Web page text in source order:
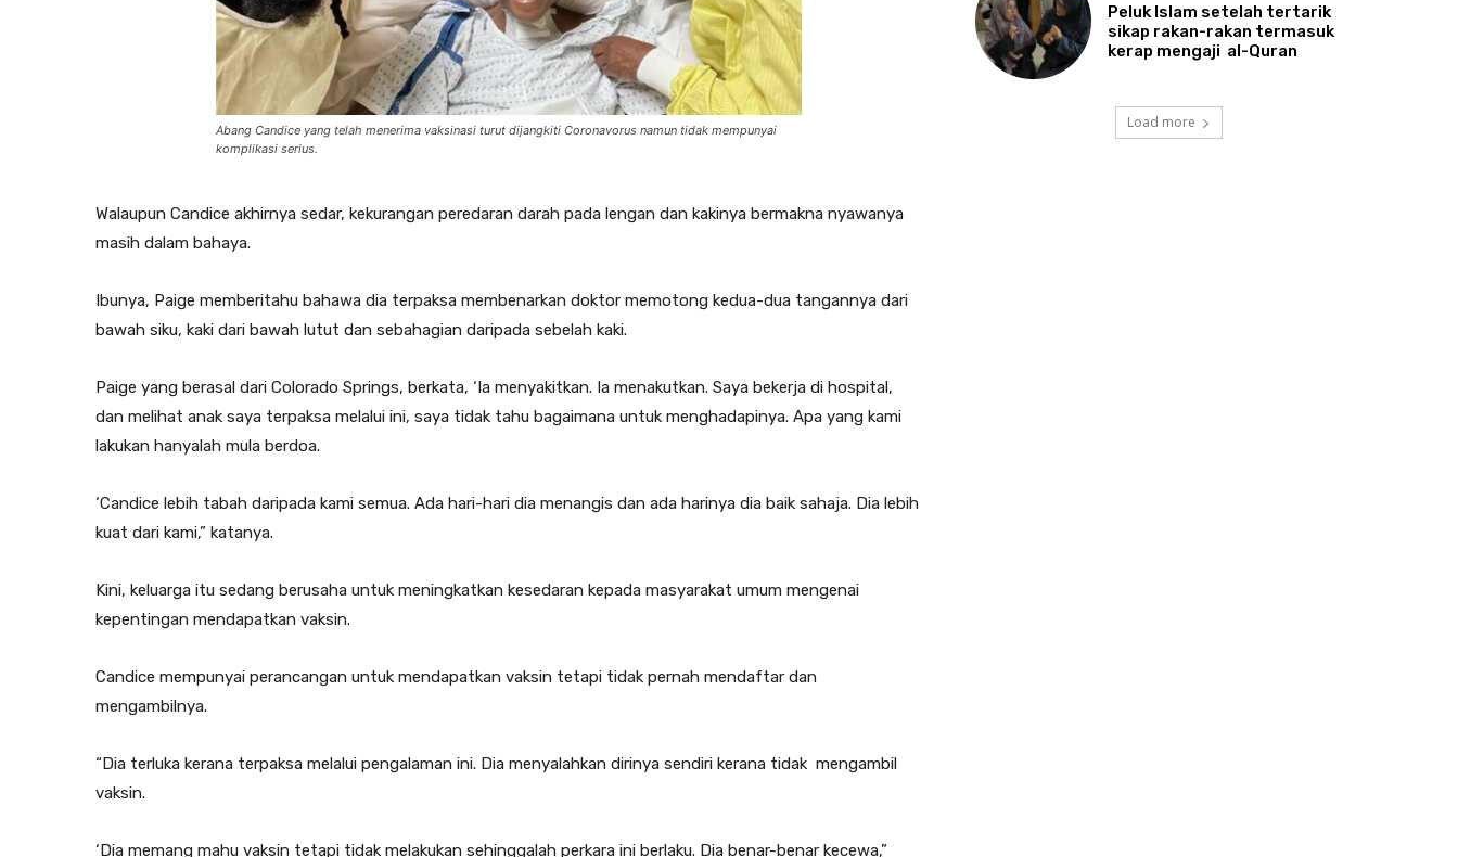
Abang Candice yang telah menerima vaksinasi turut dijangkiti Coronavorus namun tidak mempunyai
komplikasi serius.
Walaupun Candice akhirnya sedar, kekurangan peredaran darah pada lengan dan kakinya bermakna nyawanya
masih dalam bahaya.
Ibunya, Paige memberitahu bahawa dia terpaksa membenarkan doktor memotong kedua-dua tangannya dari
bawah siku, kaki dari bawah lutut dan sebahagian daripada sebelah kaki.
Paige yang berasal dari Colorado Springs, berkata, ‘Ia menyakitkan. Ia menakutkan. Saya bekerja di hospital,
dan melihat anak saya terpaksa melalui ini, saya tidak tahu bagaimana untuk menghadapinya. Apa yang kami
lakukan hanyalah mula berdoa.
‘Candice lebih tabah daripada kami semua. Ada hari-hari dia menangis dan ada harinya dia baik sahaja. Dia lebih
kuat dari kami,” katanya.
Kini, keluarga itu sedang berusaha untuk meningkatkan kesedaran kepada masyarakat umum mengenai
kepentingan mendapatkan vaksin.
Candice mempunyai perancangan untuk mendapatkan vaksin tetapi tidak pernah mendaftar dan
mengambilnya.
“Dia terluka kerana terpaksa melalui pengalaman ini. Dia menyalahkan dirinya sendiri kerana tidak mengambil
vaksin.
‘Dia memang mahu vaksin tetapi tidak melakukan sehinggalah perkara ini berlaku. Dia benar-benar kecewa,”
PelukIslam setelah tertarik
sikap rakan-rakan termasuk
kerap mengaji al-Quran
Load more